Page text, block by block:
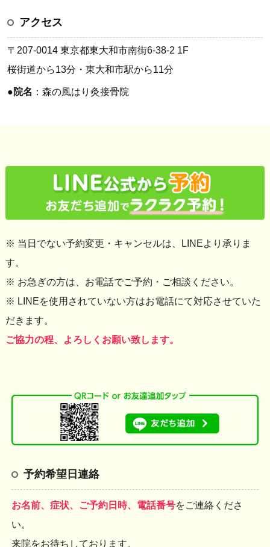
アクセス
〒207-0014 東京都東大和市南街6-38-2 1F
桜街道から13分・東大和市駅から11分
●院名 ：森の風はり灸接骨院
※ 当日でない予約変更・キャンセルは、LINEより承りま
す。
※ お急ぎの方は、お電話でご予約・ご相談ください。
※ LINEを使用されていない方はお電話にて対応させていた
だきます。
ご協力の程、よろしくお願い致します。
予約希望日連絡
お名前、症状、ご予約日時、電話番号をご連絡くださ
い。
来院をお待ちしております。